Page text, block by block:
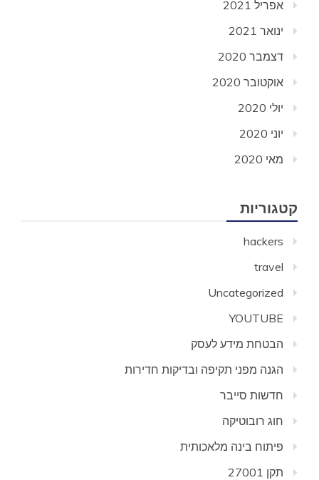
אפריל 2021
ינואר 2021
דצמבר 2020
אוקטובר 2020
יולי 2020
יוני 2020
מאי 2020
קטגוריות
hackers
travel
Uncategorized
YOUTUBE
הבטחת מידע לעסק
הגנה מפני תקיפה ובדיקות חדירות
חדשות סייבר
חוג רובוטיקה
פיתוח בינה מלאכותית
תקן 27001